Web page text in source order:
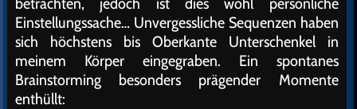
Einstellungssache… Unvergessliche Sequenzen haben
sich höchstens bis Oberkante Unterschenkel in
meinem Körper eingegraben. Ein spontanes
Brainstorming besonders prägender Momente
enthüllt: